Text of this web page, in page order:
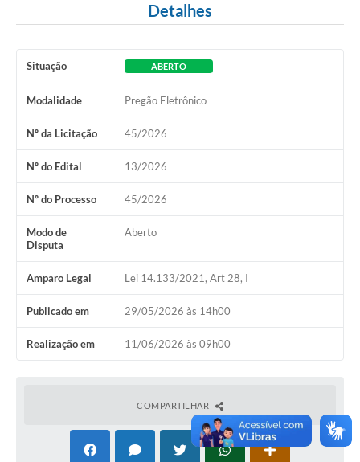
Detalhes
Situação ABERTO
Modalidade Pregão Eletrônico
Nº da Licitação 45/2026
Nº do Edital 13/2026
Nº do Processo 45/2026
Modo de
Disputa
Aberto
Amparo Legal Lei 14.133/2021, Art 28, I
Publicado em 29/05/2026 às 14h00
Realização em 11/06/2026 às 09h00
COMPARTILHAR